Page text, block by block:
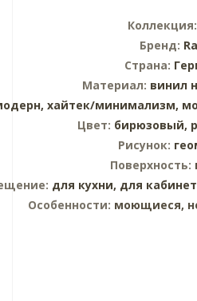
Коллекция:
Бренд:
Страна:
Материал: винил
хайтек/минимализм,
Цвет: бирюзовый,
Рисунок:
Поверхность:
для кухни, для
Особенности: моющиеся,